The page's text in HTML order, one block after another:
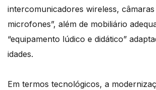
intercomunicadores wireless,
microfones”, além de mobiliário
“equipamento lúdico e didático”
idades.
Em termos tecnológicos, a